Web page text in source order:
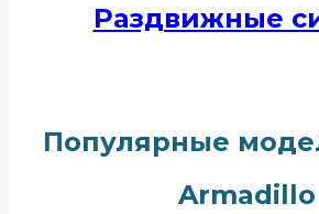
Раздвижные
Популярные
Armadillo